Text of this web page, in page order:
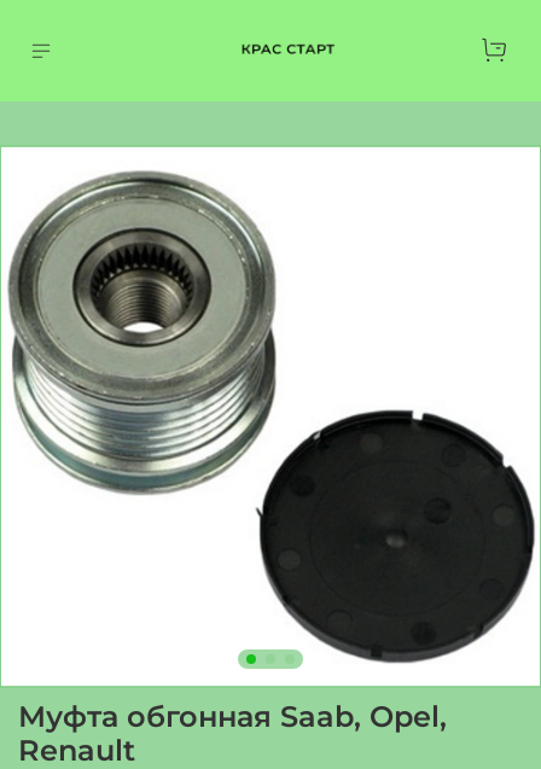
Муфта обгонная Saab, Opel,
Renault